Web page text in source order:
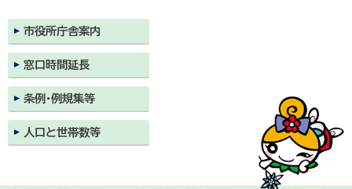
市役所庁舎案内
窓口時間延長
条例・例規集等
人口と世帯数等